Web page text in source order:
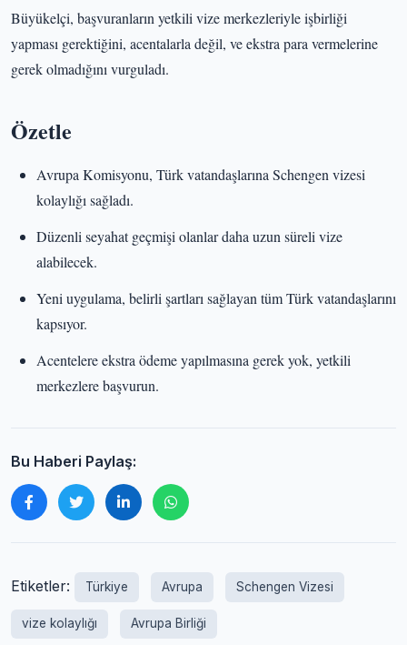
Büyükelçi, başvuranların yetkili vize merkezleriyle işbirliği
yapması gerektiğini, acentalarla değil, ve ekstra para vermelerine
gerek olmadığını vurguladı.
Özetle
Avrupa Komisyonu, Türk vatandaşlarına Schengen vizesi
kolaylığı sağladı.
Düzenli seyahat geçmişi olanlar daha uzun süreli vize
alabilecek.
Yeni uygulama, belirli şartları sağlayan tüm Türk vatandaşlarını
kapsıyor.
Acentelere ekstra ödeme yapılmasına gerek yok, yetkili
merkezlere başvurun.
Bu Haberi Paylaş:
Etiketler: Türkiye Avrupa Schengen Vizesi
vize kolaylığı Avrupa Birliği